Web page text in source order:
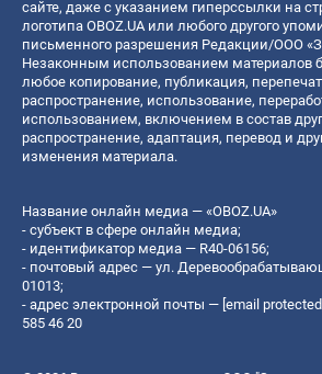
сайте, даже с указанием гиперссылки на
логотипа OBOZ.UA или любого другого
письменного разрешения Редакции/ООО
Незаконным использованием материалов
любое копирование, публикация,
распространение, использование,
использованием, включением в состав
распространение, адаптация, перевод и
изменения материала.
Название онлайн медиа — «OBOZ.UA»
- субъект в сфере онлайн медиа;
- идентификатор медиа — R40-06156;
- почтовый адрес — ул.
01013;
- адрес электронной почты — [email
585 46 20